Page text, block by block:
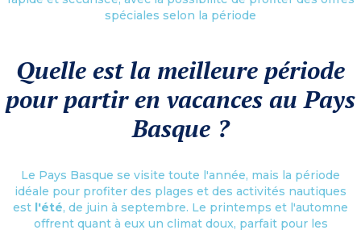
spéciales selon la période
Quelle est la meilleure période
pour partir en vacances au Pays
Basque ?
Le Pays Basque se visite toute l'année, mais la période
idéale pour profiter des plages et des activités nautiques
est l'été, de juin à septembre. Le printemps et l'automne
offrent quant à eux un climat doux, parfait pour les